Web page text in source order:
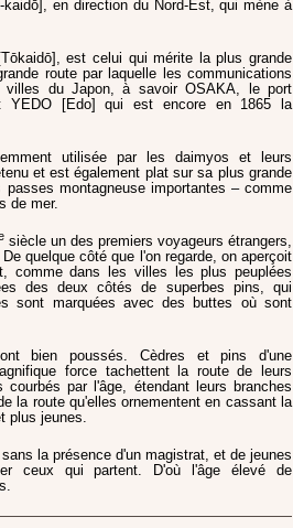
en direction du Nord-Est, qui mène à
est celui qui mérite la plus grande
route par laquelle les communications
villes du Japon, à savoir OSAKA, le port
YEDO [Edo] qui est encore en 1865 la
utilisée par les daimyos et leurs
et est également plat sur sa plus grande
montagneuse importantes – comme
de mer.
siècle un des premiers voyageurs étrangers,
quelque côté que l'on regarde, on aperçoit
comme dans les villes les plus peuplées
des deux côtés de superbes pins, qui
sont marquées avec des buttes où sont
bien poussés. Cèdres et pins d'une
force tachettent la route de leurs
par l'âge, étendant leurs branches
la route qu'elles ornementent en cassant la
plus jeunes.
la présence d'un magistrat, et de jeunes
ceux qui partent. D'où l'âge élevé de